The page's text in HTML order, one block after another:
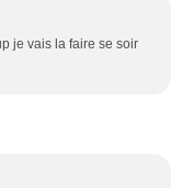
je vais la faire se soir